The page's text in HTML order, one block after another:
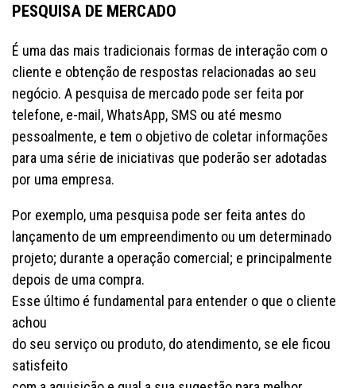
PESQUISA DE MERCADO
É uma das mais tradicionais formas de interação com o
cliente e obtenção de respostas relacionadas ao seu
negócio. A pesquisa de mercado pode ser feita por
telefone, e-mail, WhatsApp, SMS ou até mesmo
pessoalmente, e tem o objetivo de coletar informações
para uma série de iniciativas que poderão ser adotadas
por uma empresa.
Por exemplo, uma pesquisa pode ser feita antes do
lançamento de um empreendimento ou um determinado
projeto; durante a operação comercial; e principalmente
depois de uma compra.
Esse último é fundamental para entender o que o cliente
achou
do seu serviço ou produto, do atendimento, se ele ficou
satisfeito